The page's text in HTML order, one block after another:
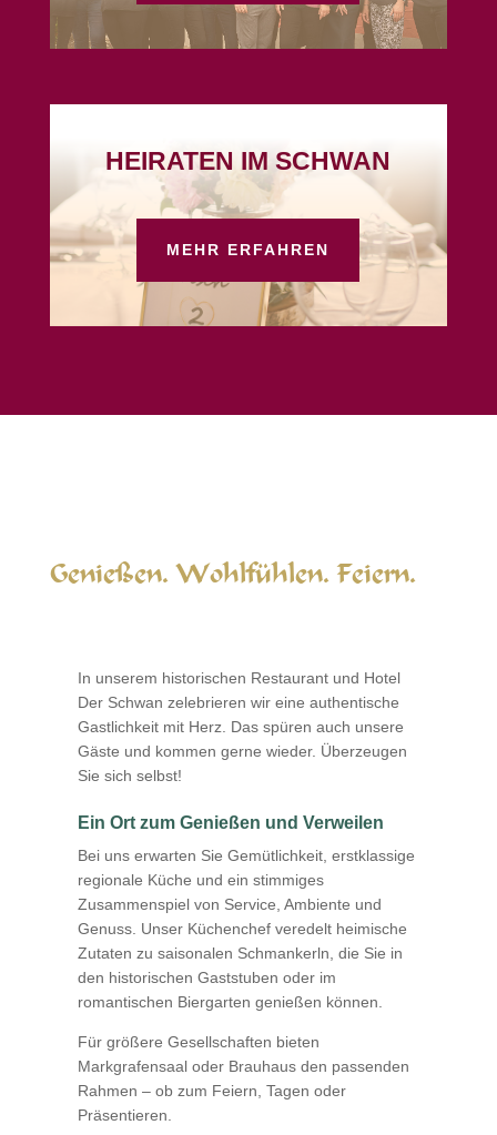
HEIRATEN IM SCHWAN
MEHR ERFAHREN
Genießen. Wohlfühlen. Feiern.
In unserem historischen Restaurant und Hotel
Der Schwan zelebrieren wir eine authentische
Gastlichkeit mit Herz. Das spüren auch unsere
Gäste und kommen gerne wieder. Überzeugen
Sie sich selbst!
Ein Ort zum Genießen und Verweilen
Bei uns erwarten Sie Gemütlichkeit, erstklassige
regionale Küche und ein stimmiges
Zusammenspiel von Service, Ambiente und
Genuss. Unser Küchenchef veredelt heimische
Zutaten zu saisonalen Schmankerln, die Sie in
den historischen Gaststuben oder im
romantischen Biergarten genießen können.
Für größere Gesellschaften bieten
Markgrafensaal oder Brauhaus den passenden
Rahmen – ob zum Feiern, Tagen oder
Präsentieren.